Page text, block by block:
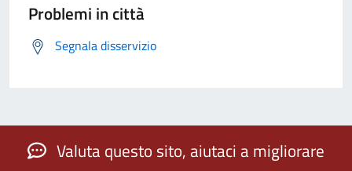
Problemi in città
Segnala disservizio
Valuta questo sito, aiutaci a migliorare